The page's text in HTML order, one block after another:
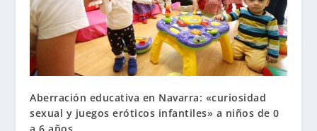
Aberración educativa en Navarra: «curiosidad
sexual y juegos eróticos infantiles» a niños de 0